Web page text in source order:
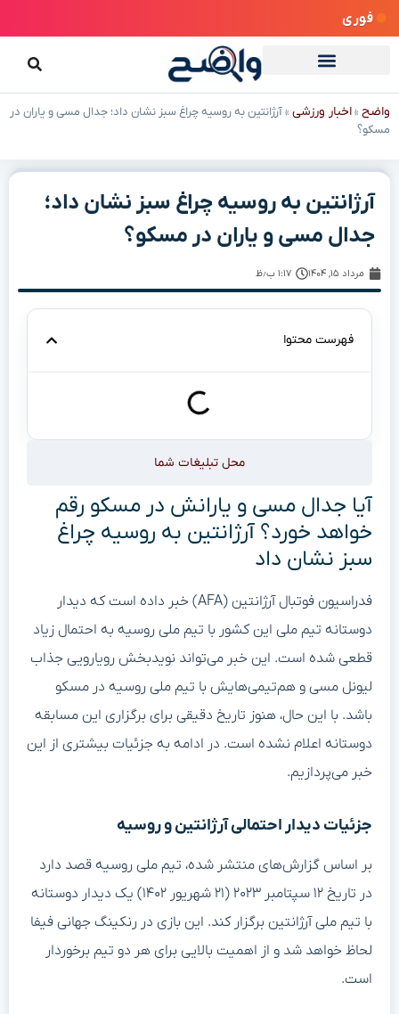
فوری
واضح »اخبار ورزشی »آرژانتین به روسیه چراغ سبز نشان داد؛ جدال مسی و یاران در
مسکو؟
آرژانتین به روسیه چراغ سبز نشان داد؛
جدال مسی و یاران در مسکو؟
مرداد ۱۵, ۱۴۰۴ ۱:۱۷ ب٫ظ
فهرست محتوا
محل تبلیغات شما
آیا جدال مسی و یارانش در مسکو رقم
خواهد خورد؟ آرژانتین به روسیه چراغ
سبز نشان داد
فدراسیون فوتبال آرژانتین (AFA) خبر داده است که دیدار
دوستانه تیم ملی این کشور با تیم ملی روسیه به احتمال زیاد
قطعی شده است. این خبر می‌تواند نویدبخش رویارویی جذاب
لیونل مسی و هم‌تیمی‌هایش با تیم ملی روسیه در مسکو
باشد. با این حال، هنوز تاریخ دقیقی برای برگزاری این مسابقه
دوستانه اعلام نشده است. در ادامه به جزئیات بیشتری از این
خبر می‌پردازیم.
جزئیات دیدار احتمالی آرژانتین و روسیه
بر اساس گزارش‌های منتشر شده، تیم ملی روسیه قصد دارد
در تاریخ ۱۲ سپتامبر ۲۰۲۳ (۲۱ شهریور ۱۴۰۲) یک دیدار دوستانه
با تیم ملی آرژانتین برگزار کند. این بازی در رنکینگ جهانی فیفا
لحاظ خواهد شد و از اهمیت بالایی برای هر دو تیم برخوردار
است.